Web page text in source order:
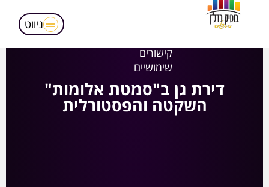
קישורים
שימושיים
ניווט
דירת גן ב"סמטת אלומות"
השקטה והפסטורלית